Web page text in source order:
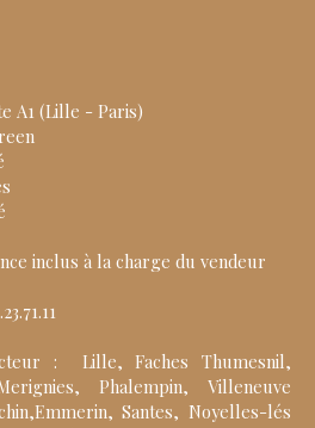
A1 (Lille - Paris)
inclus à la charge du vendeur
: Lille, Faches Thumesnil,
Phalempin, Villeneuve
Santes, Noyelles-lés